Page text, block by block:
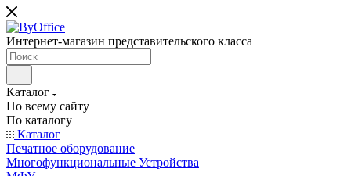
Интернет-магазин представительского класса
Каталог
По всему сайту
По каталогу
Каталог
Печатное оборудование
Многофункциональные Устройства